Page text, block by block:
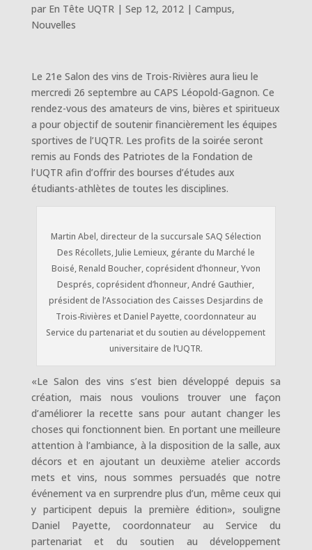
par En Tête UQTR| Sep 12, 2012| Campus,
Nouvelles
Le 21e Salon des vins de Trois-Rivières aura lieu le
mercredi 26 septembre au CAPS Léopold-Gagnon. Ce
rendez-vous des amateurs de vins, bières et spiritueux
a pour objectif de soutenir financièrement les équipes
sportives de l’UQTR. Les profits de la soirée seront
remis au Fonds des Patriotes de la Fondation de
l’UQTR afin d’offrir des bourses d’études aux
étudiants-athlètes de toutes les disciplines.
Martin Abel, directeur de la succursale SAQ Sélection
Des Récollets, Julie Lemieux, gérante du Marché le
Boisé, Renald Boucher, coprésident d’honneur, Yvon
Després, coprésident d’honneur, André Gauthier,
président de l’Association des Caisses Desjardins de
Trois-Rivières et Daniel Payette, coordonnateur au
Service du partenariat et du soutien au développement
universitaire de l’UQTR.
«Le Salon des vins s’est bien développé depuis sa
création, mais nous voulions trouver une façon
d’améliorer la recette sans pour autant changer les
choses qui fonctionnent bien. En portant une meilleure
attention à l’ambiance, à la disposition de la salle, aux
décors et en ajoutant un deuxième atelier accords
mets et vins, nous sommes persuadés que notre
événement va en surprendre plus d’un, même ceux qui
y participent depuis la première édition», souligne
Daniel Payette, coordonnateur au Service du
partenariat et du soutien au développement